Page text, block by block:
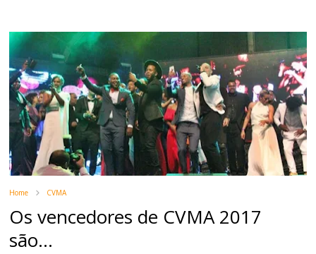
Home CVMA
Os vencedores de CVMA 2017
são...